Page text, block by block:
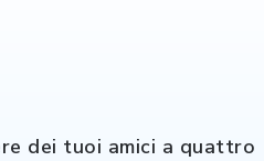
dei tuoi amici a quattro